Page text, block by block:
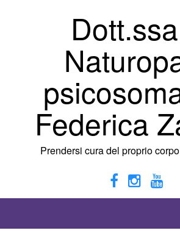
Federica
Prendersi cura del proprio